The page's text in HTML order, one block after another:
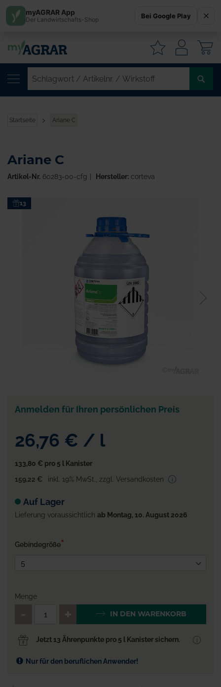
Startseite Ariane C
Zum13
Bildgalerie
Ariane C
Artikel-Nr. 60283-00-cfg Hersteller:corteva
Anmelden für Ihren persönlichen Preis
26,76 € / l
133,80 € pro 5 l Kanister
159,22 €
inkl. 19% MwSt. zzgl. Versandkosten
Auf Lager
Lieferung voraussichtlich ab Montag, 10. August 2026
Gebindegröße
Menge
QTY_CONTROL_DECREASE
IN DEN WARENKORB
Jetzt 13 Ährenpunkte pro 5 l Kanister sichern.
Nur für den beruflichen Anwender!
myAGRAR App
Der Landwirtschafts-Shop Bei Google Play